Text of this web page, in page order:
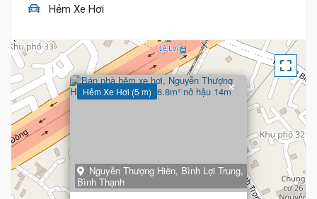
Hẻm Xe Hơi
Hẻm Xe Hơi (5 m)
Nguyễn Thượng Hiền, Bình Lợi Trung,
Bình Thạnh
×